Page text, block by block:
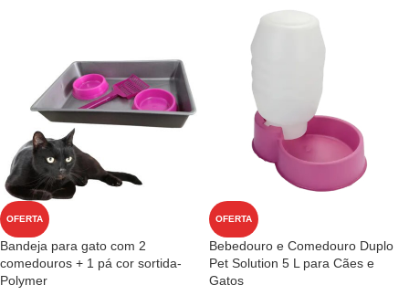
OFERTA
Bandeja para gato com 2
comedouros + 1 pá cor sortida-
Polymer
OFERTA
Bebedouro e Comedouro Duplo
Pet Solution 5 L para Cães e
Gatos